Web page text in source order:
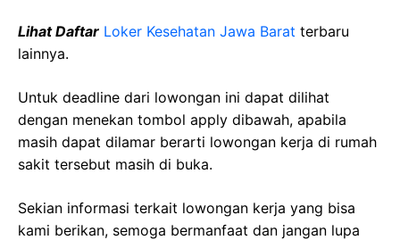
Lihat Daftar Loker Kesehatan Jawa Barat terbaru
lainnya.
Untuk deadline dari lowongan ini dapat dilihat
dengan menekan tombol apply dibawah, apabila
masih dapat dilamar berarti lowongan kerja di rumah
sakit tersebut masih di buka.
Sekian informasi terkait lowongan kerja yang bisa
kami berikan, semoga bermanfaat dan jangan lupa